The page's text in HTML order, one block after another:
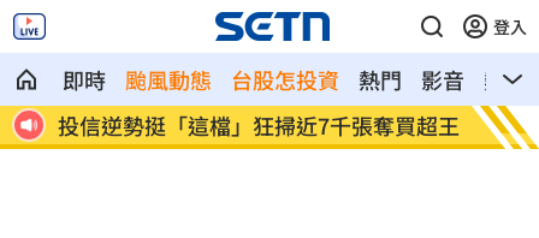
登入
即時 颱風動態 台股怎投資 熱門 影音
熱搜
高
投信逆勢挺「這檔」狂掃近7千張奪買超王
Mina
校